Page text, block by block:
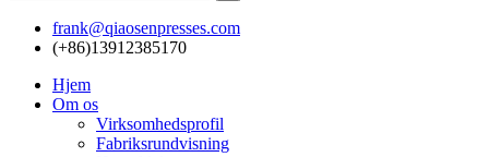
frank@qiaosenpresses.com
(+86)13912385170
Hjem
Om os
Virksomhedsprofil
Fabriksrundvisning